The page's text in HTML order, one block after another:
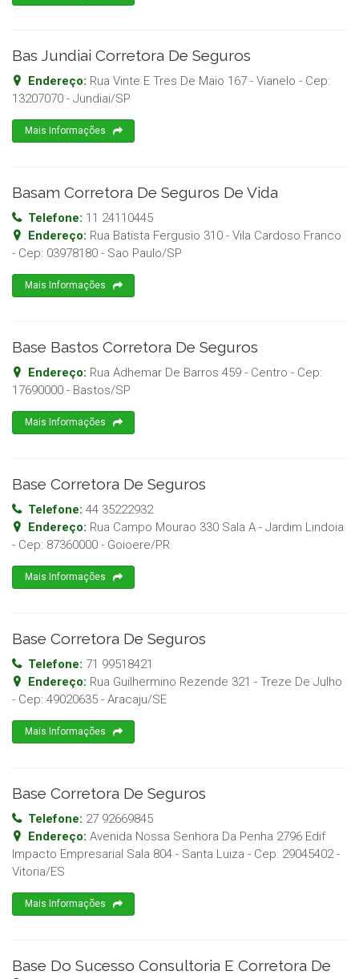
Bas Jundiai Corretora De Seguros
Endereço: Rua Vinte E Tres De Maio 167 - Vianelo - Cep:
13207070 - Jundiai/SP
Mais Informações
Basam Corretora De Seguros De Vida
Telefone: 11 24110445
Endereço: Rua Batista Fergusio 310 - Vila Cardoso Franco
- Cep: 03978180 - Sao Paulo/SP
Mais Informações
Base Bastos Corretora De Seguros
Endereço: Rua Adhemar De Barros 459 - Centro - Cep:
17690000 - Bastos/SP
Mais Informações
Base Corretora De Seguros
Telefone: 44 35222932
Endereço: Rua Campo Mourao 330 Sala A - Jardim Lindoia
- Cep: 87360000 - Goioere/PR
Mais Informações
Base Corretora De Seguros
Telefone: 71 99518421
Endereço: Rua Guilhermino Rezende 321 - Treze De Julho
- Cep: 49020635 - Aracaju/SE
Mais Informações
Base Corretora De Seguros
Telefone: 27 92669845
Endereço: Avenida Nossa Senhora Da Penha 2796 Edif
Impacto Empresarial Sala 804 - Santa Luiza - Cep: 29045402-
Vitoria/ES
Mais Informações
Base Do Sucesso Consultoria E Corretora De